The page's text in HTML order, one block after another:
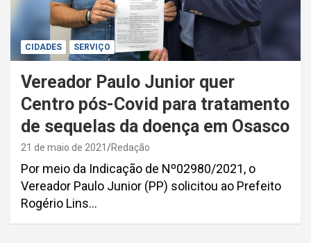
CIDADES SERVIÇO
Vereador Paulo Junior quer
Centro pós-Covid para tratamento
de sequelas da doença em Osasco
21 de maio de 2021 Redação
Por meio da Indicação de Nº02980/2021, o
Vereador Paulo Junior (PP) solicitou ao Prefeito
Rogério Lins…